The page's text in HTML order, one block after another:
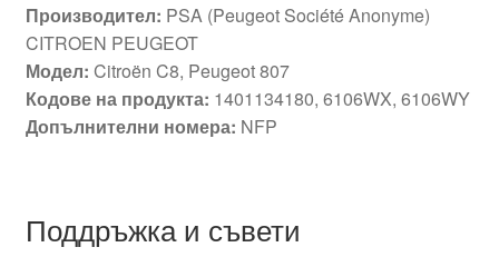
Производител: PSA (Peugeot Société Anonyme)
CITROEN PEUGEOT
Модел: Citroën C8, Peugeot 807
Кодове на продукта: 1401134180, 6106WX, 6106WY
Допълнителни номера: NFP
Поддръжка и съвети